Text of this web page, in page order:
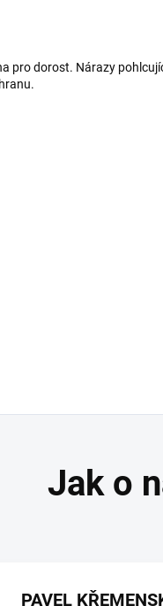
pro dorost. Nárazy
PAVEL